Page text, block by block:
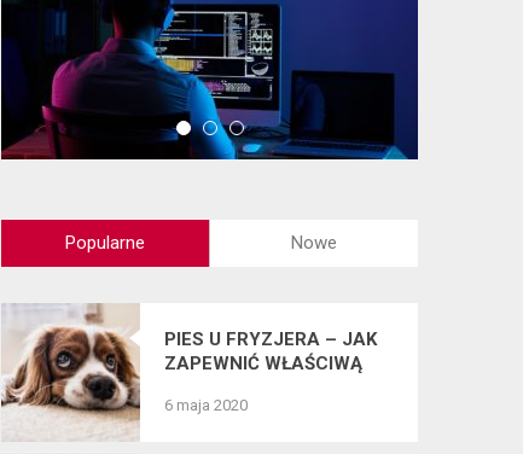
Popularne Nowe
PIES U FRYZJERA – JAK
ZAPEWNIĆ WŁAŚCIWĄ
CZWORONOGÓW?
6 maja 2020